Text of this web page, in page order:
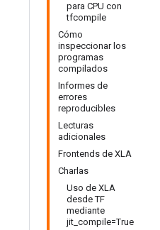
para CPU con
tfcompile
Cómo
inspeccionar los
programas
compilados
Informes de
errores
reproducibles
Lecturas
adicionales
Frontends de XLA
Charlas
Uso de XLA
desde TF
mediante
jit_compile=True